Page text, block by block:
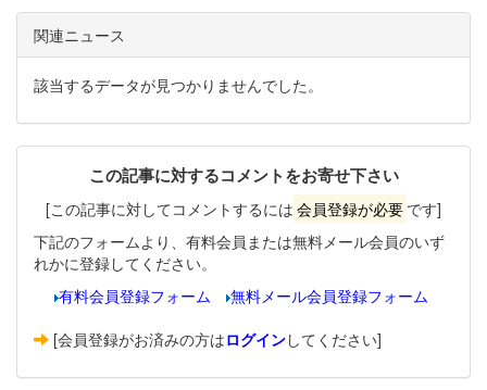
関連ニュース
該当するデータが見つかりませんでした。
この記事に対するコメントをお寄せ下さい
[この記事に対してコメントするには 会員登録が必要 です]
下記のフォームより、有料会員または無料メール会員のいず
れかに登録してください。
有料会員登録フォーム
無料メール会員登録フォーム
[会員登録がお済みの方はログインしてください]